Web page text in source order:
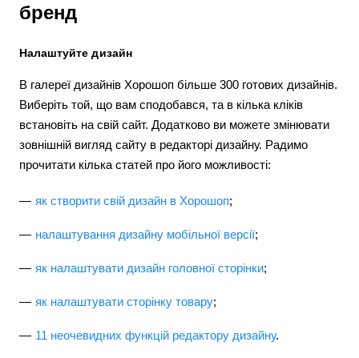
бренд
Налаштуйте дизайн
В галереї дизайнів Хорошоп більше 300 готових дизайнів.
Виберіть той, що вам сподобався, та в кілька кліків
встановіть на свій сайт. Додатково ви можете змінювати
зовнішній вигляд сайту в редакторі дизайну. Радимо
прочитати кілька статей про його можливості:
як створити свій дизайн в Хорошоп;
налаштування дизайну мобільної версії;
як налаштувати дизайн головної сторінки;
як налаштувати сторінку товару;
11 неочевидних функцій редактору дизайну.